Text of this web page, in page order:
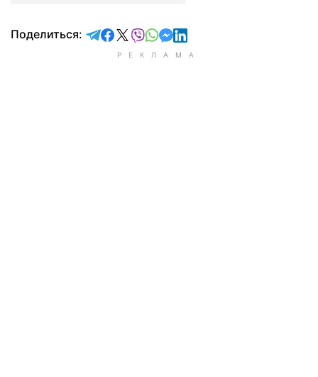
Поделиться: отправить в Telegram
поделиться в Facebook
поделиться в X
отправить в Viber
отправить в Whatsapp
отправить в Messenger
отправить в LinkedIn